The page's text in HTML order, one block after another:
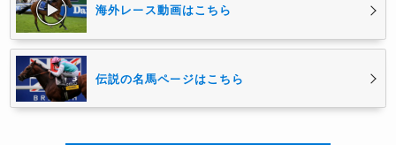
海外レース動画はこちら
伝説の名馬ページはこちら